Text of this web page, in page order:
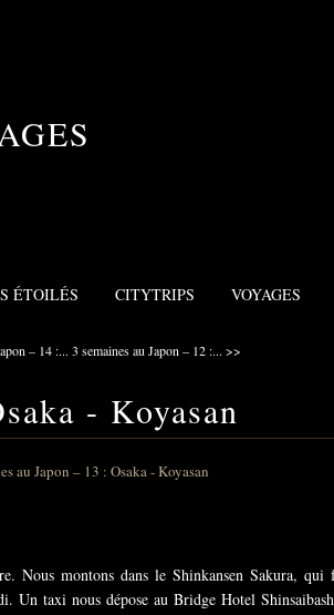
ÉTOILÉS CITYTRIPS VOYAGES
– 14 :... 3 semaines au Japon – 12 :... >>
- Koyasan
Nous montons dans le Shinkansen Sakura,
Un taxi nous dépose au Bridge Hotel